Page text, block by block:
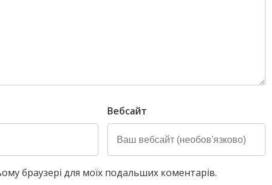
Вебсайт
браузері для моїх подальших коментарів.